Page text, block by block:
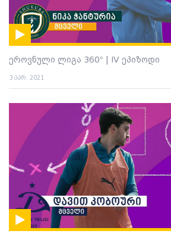
ეროვნული ლიგა 360° | IV ეპიზოდი
3 აპრ. 2021